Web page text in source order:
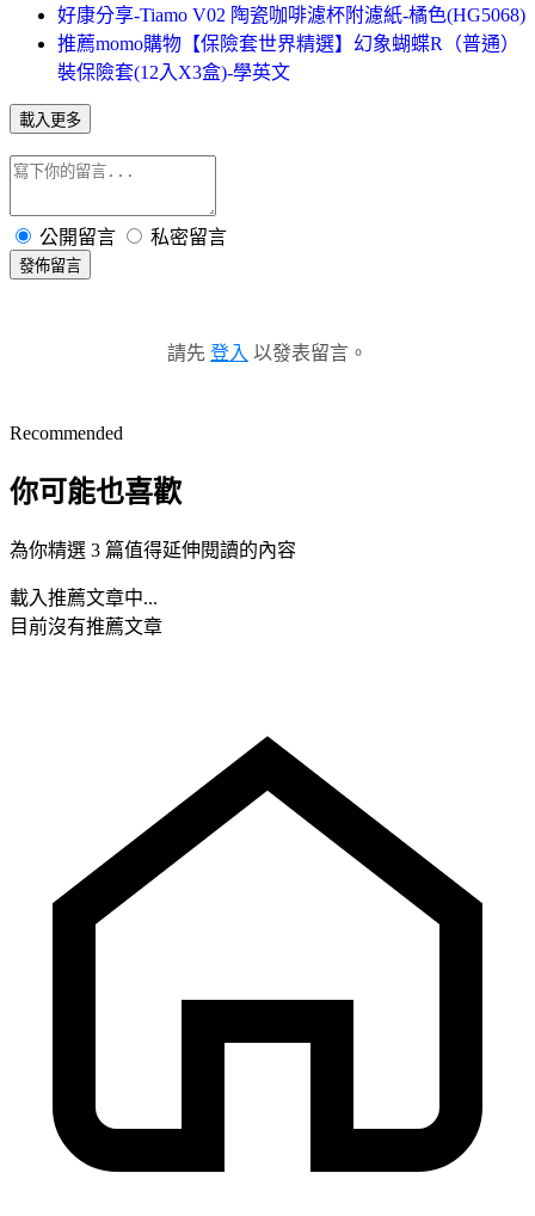
好康分享-Tiamo V02 陶瓷咖啡濾杯附濾紙-橘色(HG5068)
推薦momo購物【保險套世界精選】幻象蝴蝶R（普通）
裝保險套(12入X3盒)-學英文
載入更多
公開留言 私密留言
發佈留言
請先 登入 以發表留言。
Recommended
你可能也喜歡
為你精選 3 篇值得延伸閱讀的內容
載入推薦文章中...
目前沒有推薦文章